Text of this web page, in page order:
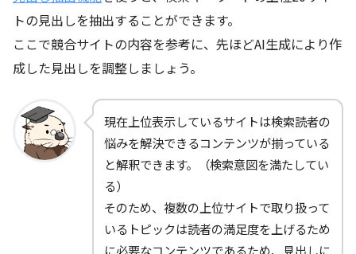
トの見出しを抽出することができます。
ここで競合サイトの内容を参考に、先ほどAI生成により作
成した見出しを調整しましょう。
現在上位表示しているサイトは検索読者の
悩みを解決できるコンテンツが揃っている
と解釈できます。（検索意図を満たしてい
る）
そのため、複数の上位サイトで取り扱って
いるトピックは読者の満足度を上げるため
に必要なコンテンツであるため、見出しに